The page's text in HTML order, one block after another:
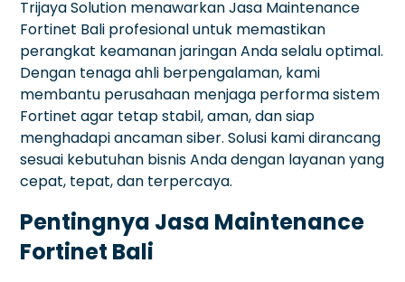
Trijaya Solution menawarkan Jasa Maintenance
Fortinet Bali profesional untuk memastikan
perangkat keamanan jaringan Anda selalu optimal.
Dengan tenaga ahli berpengalaman, kami
membantu perusahaan menjaga performa sistem
Fortinet agar tetap stabil, aman, dan siap
menghadapi ancaman siber. Solusi kami dirancang
sesuai kebutuhan bisnis Anda dengan layanan yang
cepat, tepat, dan terpercaya.
Pentingnya Jasa Maintenance
Fortinet Bali